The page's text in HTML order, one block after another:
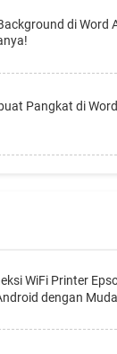
di Word
Pangkat di
WiFi Printer
dengan